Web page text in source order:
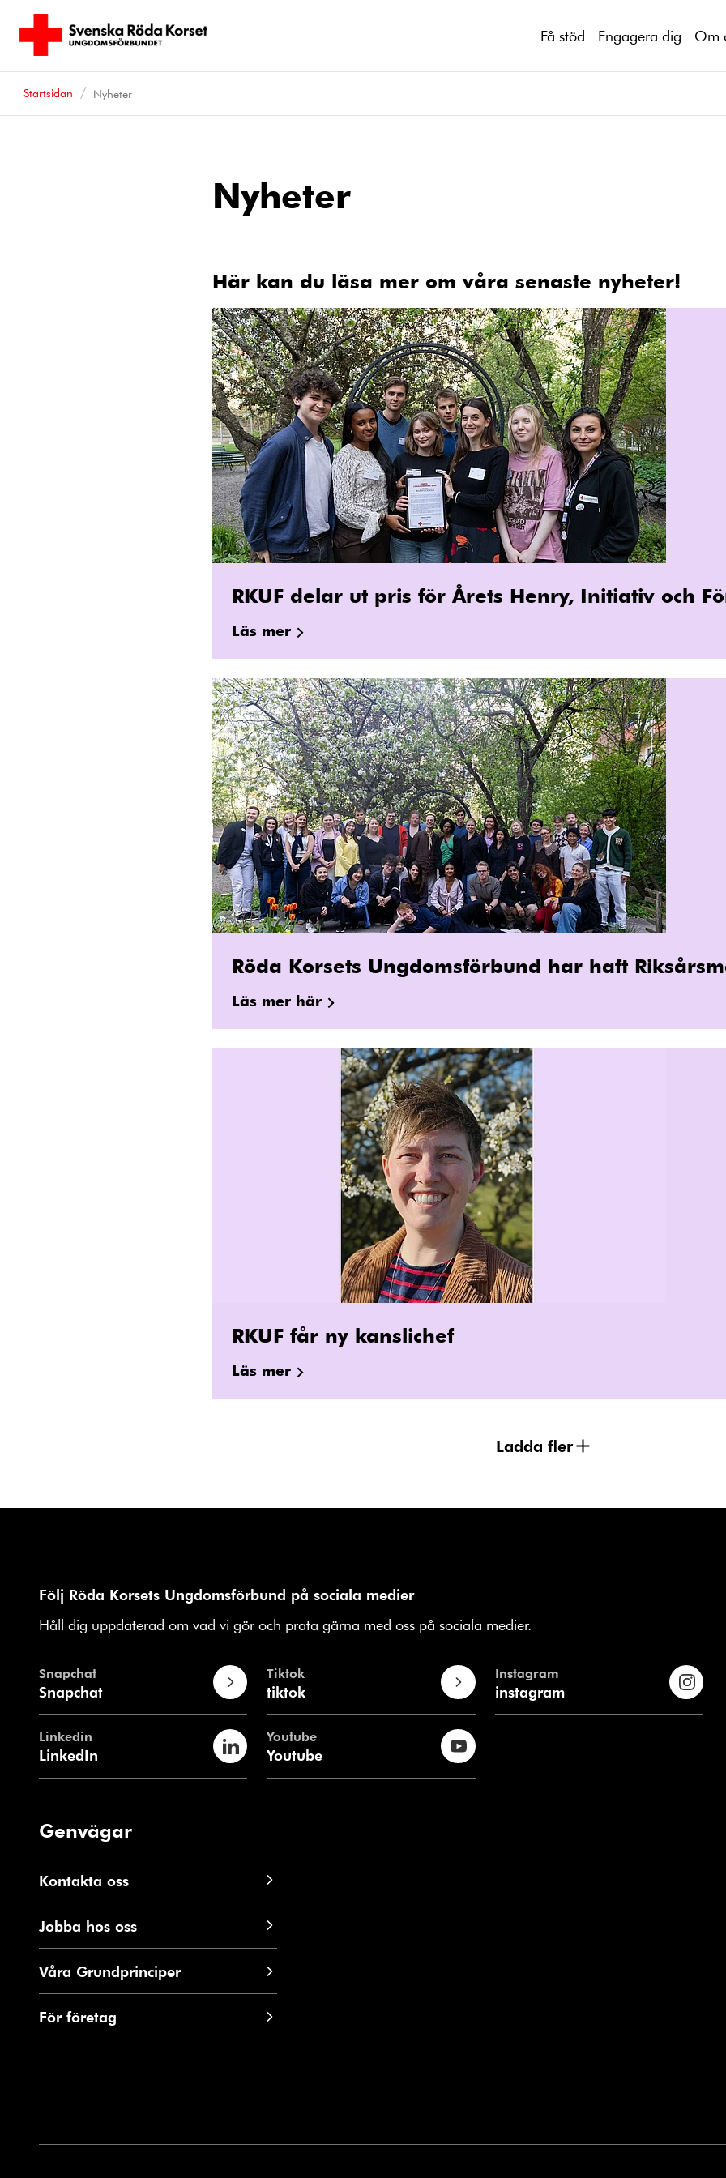
Få stöd Engagera dig Om
Startsidan Nyheter
Nyheter
Här kan du läsa mer om våra senaste nyheter!
RKUF delar ut pris för Årets Henry, Initiativ och
Läs mer
Röda Korsets Ungdomsförbund har haft
Läs mer här
RKUF får ny kanslichef
Läs mer
Ladda fler
Följ Röda Korsets Ungdomsförbund på sociala medier
Håll dig uppdaterad om vad vi gör och prata gärna med oss på sociala medier.
Snapchat
Snapchat
Tiktok
tiktok
Instagram
instagram
Linkedin
LinkedIn
Youtube
Youtube
Genvägar
Kontakta oss
Jobba hos oss
Våra Grundprinciper
För företag